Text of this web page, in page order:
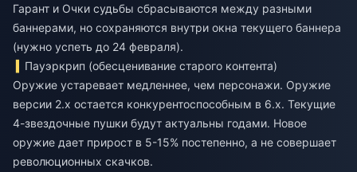
Гарант и Очки судьбы сбрасываются между разными
баннерами, но сохраняются внутри окна текущего баннера
(нужно успеть до 24 февраля).
Пауэркрип (обесценивание старого контента)
Оружие устаревает медленнее, чем персонажи. Оружие
версии 2.x остается конкурентоспособным в 6.x. Текущие
4-звездочные пушки будут актуальны годами. Новое
оружие дает прирост в 5-15% постепенно, а не совершает
революционных скачков.